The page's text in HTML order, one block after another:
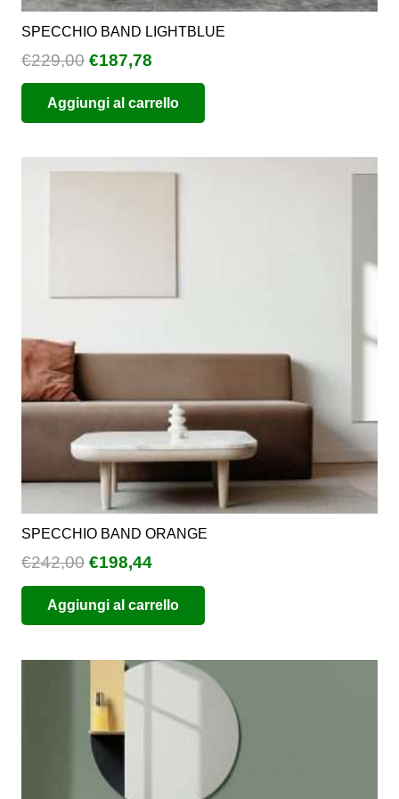
SPECCHIO BAND LIGHTBLUE
€229,00 Il
prezzo
originale
era:
€187,78
prezzo
attuale
è:
Aggiungi al carrello
SPECCHIO BAND ORANGE
€242,00 Il
prezzo
originale
era:
€198,44Il
prezzo
attuale
è:
Aggiungi al carrello